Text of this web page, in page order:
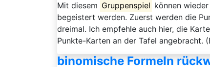
Mit diesem Gruppenspiel können
begeistert werden. Zuerst werden die
dreimal. Ich empfehle auch hier, die
Punkte-Karten an der Tafel angebracht.
binomische Formeln